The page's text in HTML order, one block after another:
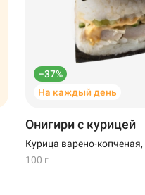
–37%
На каждый день
Онигири с курицей
Курица варено-копченая,
100 г